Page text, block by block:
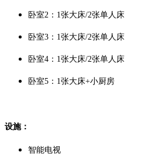
卧室2：1张大床/2张单人床
卧室3： 1张大床/2张单人床
卧室4： 1张大床/2张单人床
卧室5： 1张大床+小厨房
设施：
智能电视